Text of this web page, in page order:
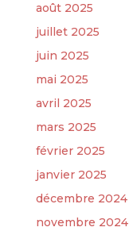
août 2025
juillet 2025
juin 2025
mai 2025
avril 2025
mars 2025
février 2025
janvier 2025
décembre 2024
novembre 2024